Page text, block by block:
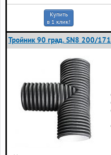
Купить
в 1 клик!
Тройник 90 град. SN8 200/171